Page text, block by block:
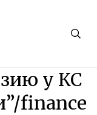
у КС
finance